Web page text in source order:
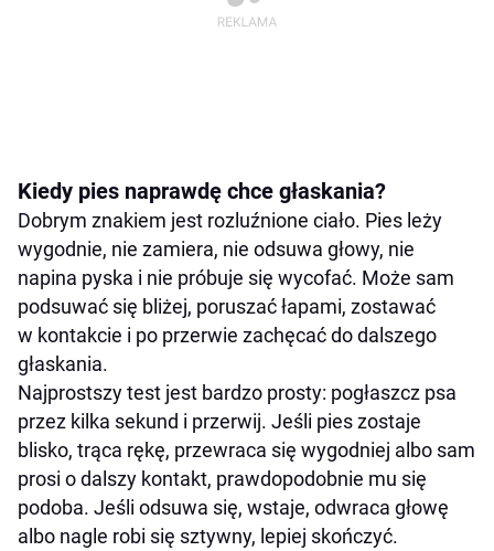
Kiedy pies naprawdę chce głaskania?
Dobrym znakiem jest rozluźnione ciało. Pies leży
wygodnie, nie zamiera, nie odsuwa głowy, nie
napina pyska i nie próbuje się wycofać. Może sam
podsuwać się bliżej, poruszać łapami, zostawać
w kontakcie i po przerwie zachęcać do dalszego
głaskania.
Najprostszy test jest bardzo prosty: pogłaszcz psa
przez kilka sekund i przerwij. Jeśli pies zostaje
blisko, trąca rękę, przewraca się wygodniej albo sam
prosi o dalszy kontakt, prawdopodobnie mu się
podoba. Jeśli odsuwa się, wstaje, odwraca głowę
albo nagle robi się sztywny, lepiej skończyć.